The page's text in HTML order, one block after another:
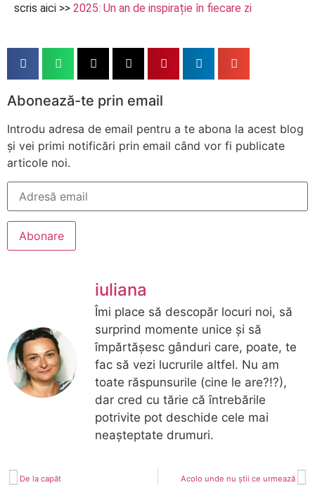
scris aici >> 2025: Un an de inspirație în fiecare zi
Abonează-te prin email
Introdu adresa de email pentru a te abona la acest blog
și vei primi notificări prin email când vor fi publicate
articole noi.
Abonare
iuliana
Îmi place să descopăr locuri noi, să
surprind momente unice și să
împărtășesc gânduri care, poate, te
fac să vezi lucrurile altfel. Nu am
toate răspunsurile (cine le are?!?),
dar cred cu tărie că întrebările
potrivite pot deschide cele mai
neașteptate drumuri.
De la capăt Acolo unde nu știi ce urmează